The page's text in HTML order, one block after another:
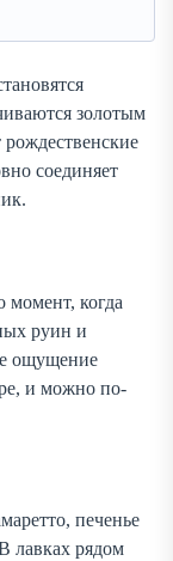
золотым
соединяет
когда
руин и
ощущение
и можно по-
печенье
лавках рядом